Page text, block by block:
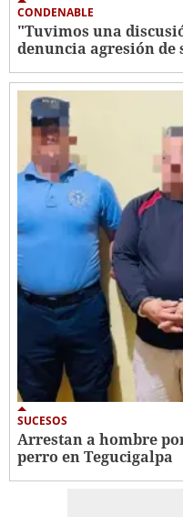
CONDENABLE
"Tuvimos una
denuncia agresión de
SUCESOS
Arrestan a hombre
perro en Tegucigalpa